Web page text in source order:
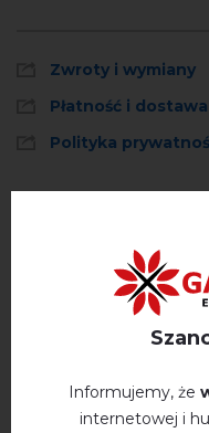
Zwroty i wymiany
Płatność i dostawa
Polityka
Немає відгуків про цей
Informujemy, że
internetowej i